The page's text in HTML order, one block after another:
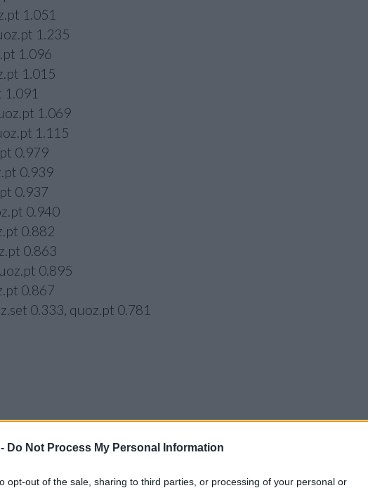
Do Not Process My Personal Information
opt-out of the sale, sharing to third parties, or processing of your personal or
1.051
1.235
1.096
1.015
1.091
1.069
1.115
0.979
0.939
0.937
0.940
0.882
0.863
0.895
0.867
0.333, quoz.pt 0.781
Italia: 50 attacchi vincenti, 7 muri, 2 ace.